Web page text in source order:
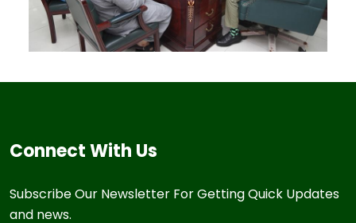
Connect With Us
Subscribe Our Newsletter For Getting Quick Updates
and news.